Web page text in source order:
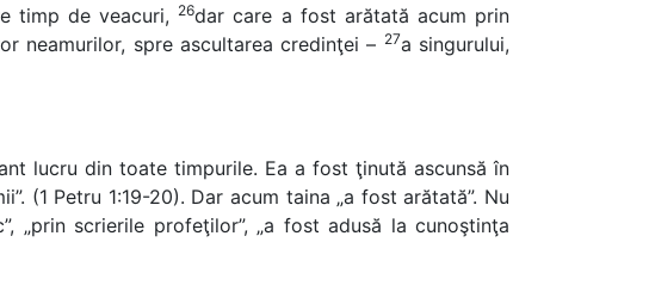
timp de veacuri, 26dar care a fost arătată acum prin
neamurilor, spre ascultarea credinţei – 27a singurului,
lucru din toate timpurile. Ea a fost ţinută ascunsă în
(1 Petru 1:19-20). Dar acum taina „a fost arătată”. Nu
„prin scrierile profeţilor”, „a fost adusă la cunoştinţa